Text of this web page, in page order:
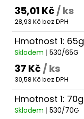
35,01 Kč/ ks
28,93 Kč bez DPH
Hmotnost 1: 65g
Skladem | 530/65G
37 Kč/ ks
30,58 Kč bez DPH
Hmotnost 1: 70g
Skladem | 530/70G